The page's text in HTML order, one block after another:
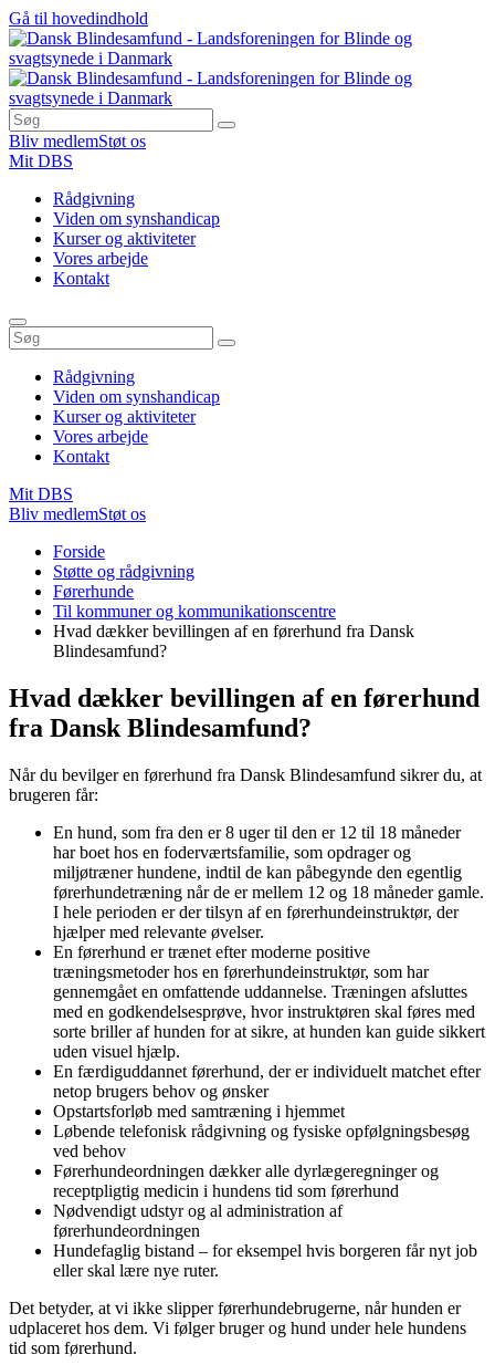
Gå til hovedindhold
Bliv medlemStøt os
Mit DBS
Rådgivning
Viden om synshandicap
Kurser og aktiviteter
Vores arbejde
Kontakt
Rådgivning
Viden om synshandicap
Kurser og aktiviteter
Vores arbejde
Kontakt
Mit DBS
Bliv medlemStøt os
Forside
Støtte og rådgivning
Førerhunde
Til kommuner og kommunikationscentre
Hvad dækker bevillingen af en førerhund fra Dansk
Blindesamfund?
Hvad dækker bevillingen af en førerhund
fra Dansk Blindesamfund?
Når du bevilger en førerhund fra Dansk Blindesamfund sikrer du, at
brugeren får:
En hund, som fra den er 8 uger til den er 12 til 18 måneder
har boet hos en foderværtsfamilie, som opdrager og
miljøtræner hundene, indtil de kan påbegynde den egentlig
førerhundetræning når de er mellem 12 og 18 måneder gamle.
I hele perioden er der tilsyn af en førerhundeinstruktør, der
hjælper med relevante øvelser.
En førerhund er trænet efter moderne positive
træningsmetoder hos en førerhundeinstruktør, som har
gennemgået en omfattende uddannelse. Træningen afsluttes
med en godkendelsesprøve, hvor instruktøren skal føres med
sorte briller af hunden for at sikre, at hunden kan guide sikkert
uden visuel hjælp.
En færdiguddannet førerhund, der er individuelt matchet efter
netop brugers behov og ønsker
Opstartsforløb med samtræning i hjemmet
Løbende telefonisk rådgivning og fysiske opfølgningsbesøg
ved behov
Førerhundeordningen dækker alle dyrlægeregninger og
receptpligtig medicin i hundens tid som førerhund
Nødvendigt udstyr og al administration af
førerhundeordningen
Hundefaglig bistand – for eksempel hvis borgeren får nyt job
eller skal lære nye ruter.
Det betyder, at vi ikke slipper førerhundebrugerne, når hunden er
udplaceret hos dem. Vi følger bruger og hund under hele hundens
tid som førerhund.